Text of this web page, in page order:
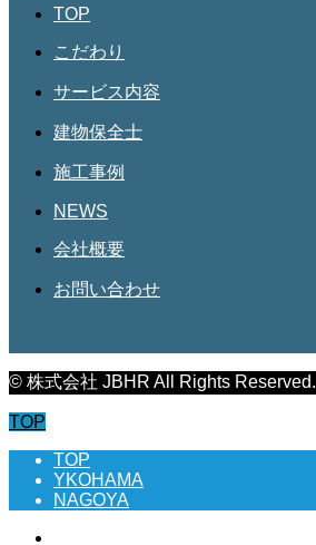
TOP
こだわり
サービス内容
建物保全士
施工事例
NEWS
会社概要
お問い合わせ
© 株式会社 JBHR All Rights Reserved.
TOP
TOP
YKOHAMA
NAGOYA